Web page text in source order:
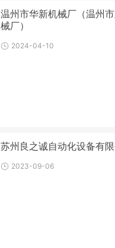
温州市华新机械厂（温州
械厂）
2024-04-10
苏州良之诚自动化设备有
2023-09-06